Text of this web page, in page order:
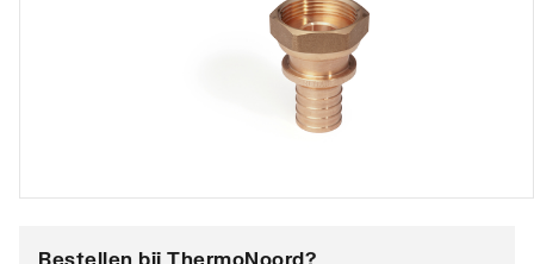
Bestellen bij ThermoNoord?